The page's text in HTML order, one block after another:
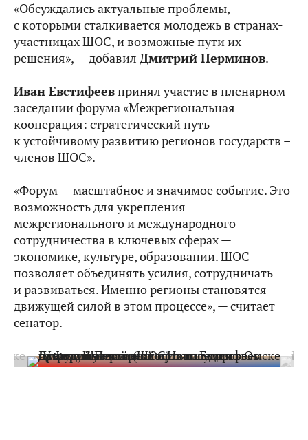
«Обсуждались актуальные проблемы,
с которыми сталкивается молодежь в странах-
участницах ШОС, и возможные пути их
решения», — добавил Дмитрий Перминов.
Иван Евстифеевпринял участие в пленарном
заседании форума «Межрегиональная
кооперация: стратегический путь
к устойчивому развитию регионов государств –
членов ШОС».
«Форум — масштабное и значимое событие. Это
возможность для укрепления
межрегионального и международного
сотрудничества в ключевых сферах —
экономике, культуре, образовании. ШОС
позволяет объединять усилия, сотрудничать
и развиваться. Именно регионы становятся
движущей силой в этом процессе», — считает
сенатор.